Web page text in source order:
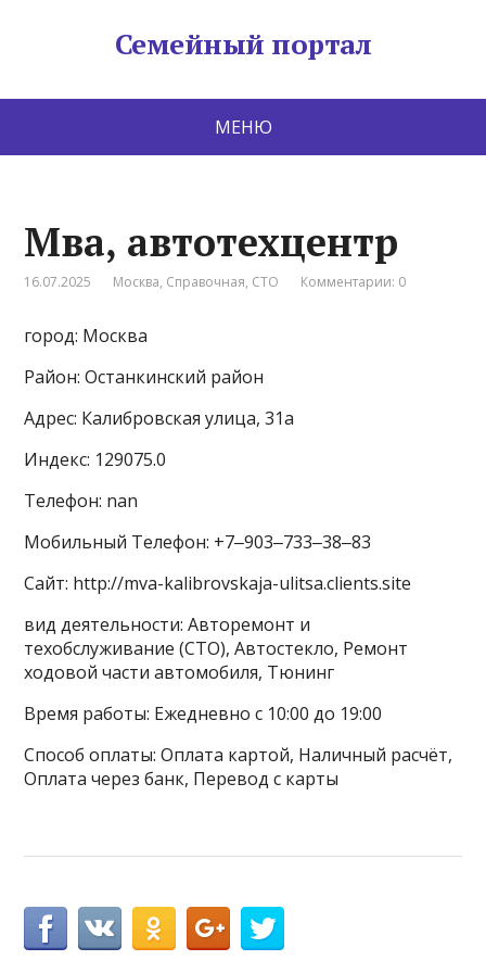
Семейный портал
МЕНЮ
Мва, автотехцентр
16.07.2025 Москва, Справочная, СТО Комментарии: 0
город: Москва
Район: Останкинский район
Адрес: Калибровская улица, 31а
Индекс: 129075.0
Телефон: nan
Мобильный Телефон: +7‒903‒733‒38‒83
Сайт: http://mva-kalibrovskaja-ulitsa.clients.site
вид деятельности: Авторемонт и
техобслуживание (СТО), Автостекло, Ремонт
ходовой части автомобиля, Тюнинг
Время работы: Ежедневно с 10:00 до 19:00
Способ оплаты: Оплата картой, Наличный расчёт,
Оплата через банк, Перевод с карты